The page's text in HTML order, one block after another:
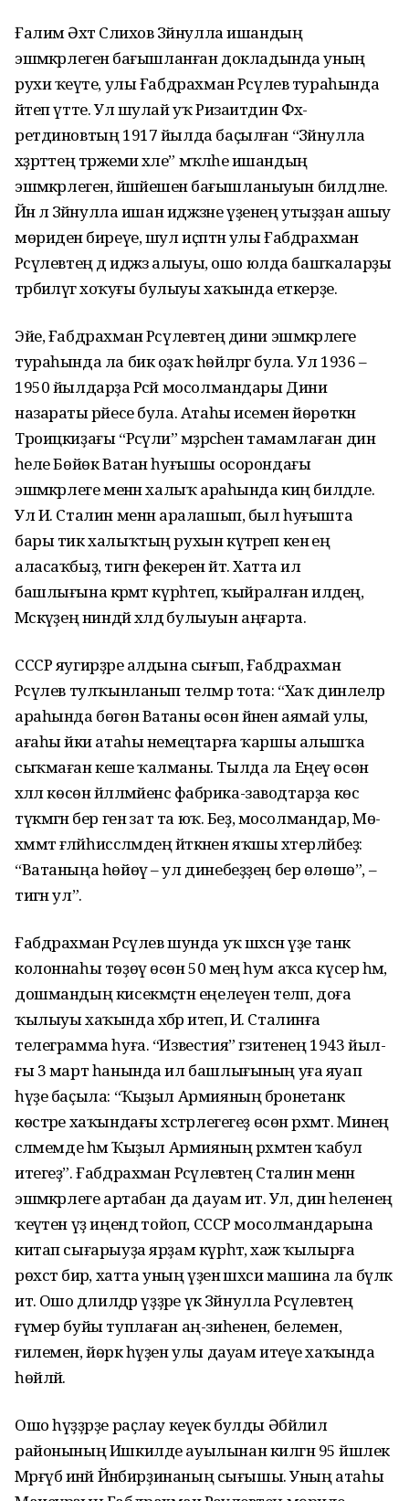
Ғалим Әхәт Сәлихов Зәйнулла ишандың
эшмәкәрлегенә ба­ғыш­ланған докладында уның
рухи ҡеүәте, улы Ғабдрахман Рәсүлев тураһында
әйтеп үтте. Ул шулай уҡ Ризаитдин Фәх­
ретдиновтың 1917 йылда баҫыл­ған “Зәйнулла
хәҙрәттең тәрже­мәи хәле” мәҡәләһе ишандың
эшмәкәрлегенә, йәшәйешенә бағышланыуын билдәләне.
Йәнә лә Зәйнулла ишан иджәзәне үҙенең утыҙҙан ашыу
мөриденә биреүе, шул иҫәптән улы Ғаб­драхман
Рәсүлевтең дә иджәзә алыуы, ошо юлда башҡаларҙы
тәрбиәләүгә хоҡуғы булыуы хаҡында еткерҙе.
Эйе, Ғабдрахман Рәсүлевтең дини эшмәкәрлеге
тураһында ла бик оҙаҡ һөйләргә була. Ул 1936 –
1950 йылдарҙа Рәсәй мосолмандары Диниә
назараты рәйесе була. Атаһы исемен йө­рөткән
Троицкиҙағы “Рәсүлиә” мәҙрәсәһен тамамлаған дин
әһе­ле Бөйөк Ватан һуғышы осо­рон­дағы
эшмәкәрлеге менән халыҡ араһында киң билдәле.
Ул И. Сталин менән аралашып, был һуғышта
бары тик халыҡ­тың рухын күтәреп кенә еңә
аласаҡбыҙ, тигән фекерен әйтә. Хатта ил
башлығына кәрәмәт күрһәтеп, ҡыйралған илдең,
Мәскәүҙең ниндәй хәлдә булыуын аңғарта.
СССР яугирҙәре алдына сы­ғып, Ғабдрахман
Рәсүлев тул­ҡын­ланып телмәр тота: “Хаҡ динлеләр
араһында бөгөн Ватаны өсөн йәнен аямай улы,
ағаһы йәки атаһы немецтарға ҡаршы алышҡа
сыҡмаған кеше ҡал­маны. Тылда ла Еңеү өсөн
хәләл көсөн йәлләмәйенсә фабрика-заводтарҙа көс
түкмәгән бер генә зат та юҡ. Беҙ, мосолмандар, Мө­
хәммәт ғәләйһиссәләмдең әйткәнен яҡшы хәтерләйбеҙ:
“Ватаныңа һөйөү – ул дине­беҙҙең бер өлөшө”, –
тигән ул”.
Ғабдрахман Рәсүлев шунда уҡ шәхсән үҙе танк
колоннаһы төҙөү өсөн 50 мең һум аҡса кү­серә һәм,
дошмандың кисек­мәҫтән еңелеүен теләп, доға
ҡылыуы хаҡында хәбәр итеп, И. Сталинға
телеграмма һуға. “Известия” гәзитенең 1943 йыл­
ғы 3 март һанында ил баш­лығының уға яуап
һүҙе баҫыла: “Ҡыҙыл Армияның бронетанк
көстәре хаҡындағы хәстәр­ле­гегеҙ өсөн рәхмәт. Минең
сәлә­мемде һәм Ҡыҙыл Армияның рәхмәтен ҡабул
итегеҙ”. Ғаб­драхман Рәсүлевтең Сталин менән
эшмәкәрлеге артабан да дауам итә. Ул, дин әһеленең
ҡеүәтен үҙ иңендә тойоп, СССР мосолмандарына
китап сыға­рыуҙа ярҙам күрһәтә, хаж ҡы­лырға
рөхсәт бирә, хатта уның үҙенә шәхси машина ла бүләк
итә. Ошо дәлилдәр үҙҙәре үк Зәй­нулла Рәсүлевтең
ғүмер буйы туплаған аң-зиһенен, белемен,
ғилемен, йөрәк һүҙен улы дауам итеүе хаҡында
һөйләй.
Ошо һүҙҙәрҙе раҫлау кеүек булды Әбйәлил
районының Ишкилде ауылынан килгән 95 йәш­лек
Мәрғүбә инәй Йәнбирҙи­наның сығышы. Уның атаһы